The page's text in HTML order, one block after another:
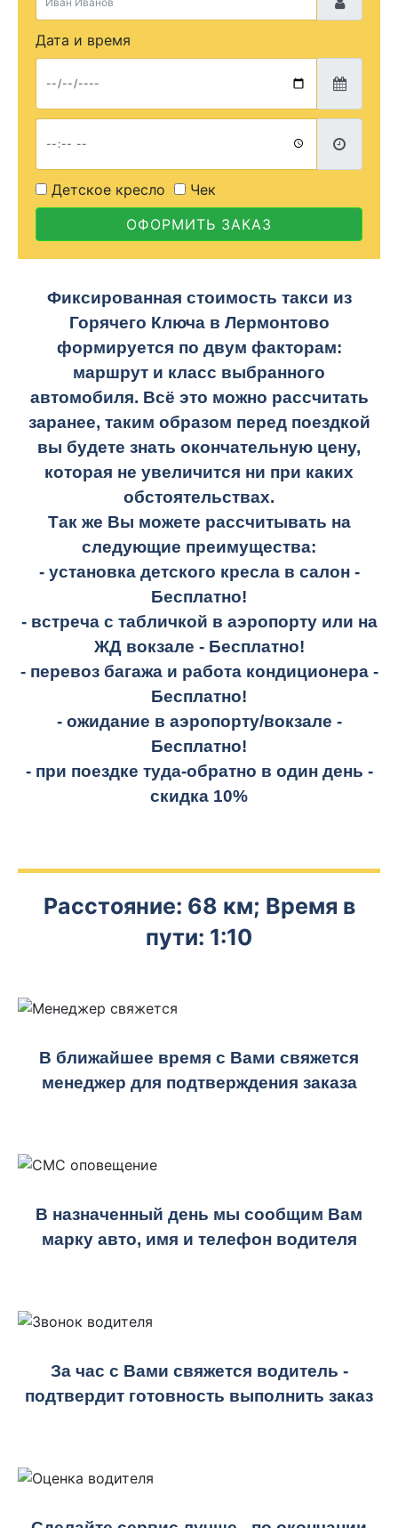
Дата и время
Детское кресло
Чек
ОФОРМИТЬ ЗАКАЗ
Фиксированная стоимость такси из
Горячего Ключа в Лермонтово
формируется по двум факторам:
маршрут и класс выбранного
автомобиля. Всё это можно рассчитать
заранее, таким образом перед поездкой
вы будете знать окончательную цену,
которая не увеличится ни при каких
обстоятельствах.
Так же Вы можете рассчитывать на
следующие преимущества:
- установка детского кресла в салон -
Бесплатно!
- встреча с табличкой в аэропорту или на
ЖД вокзале - Бесплатно!
- перевоз багажа и работа кондиционера -
Бесплатно!
- ожидание в аэропорту/вокзале -
Бесплатно!
- при поездке туда-обратно в один день -
скидка 10%
Расстояние: 68 км; Время в
пути: 1:10
В ближайшее время с Вами свяжется
менеджер для подтверждения заказа
В назначенный день мы сообщим Вам
марку авто, имя и телефон водителя
За час с Вами свяжется водитель -
подтвердит готовность выполнить заказ